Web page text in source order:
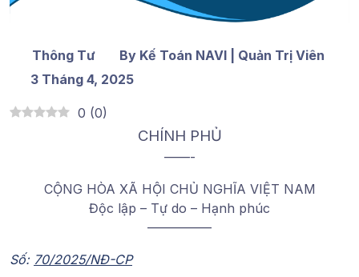
Thông Tư
By Kế Toán NAVI | Quản Trị Viên
3 Tháng 4, 2025
0 (0)
CHÍNH PHỦ
——-
CỘNG HÒA XÃ HỘI CHỦ NGHĨA VIỆT NAM
Độc lập – Tự do – Hạnh phúc
—————
Số: 70/2025/NĐ-CP